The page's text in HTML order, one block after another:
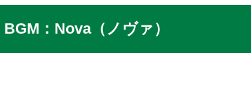
BGM ：Nova（ノヴァ）